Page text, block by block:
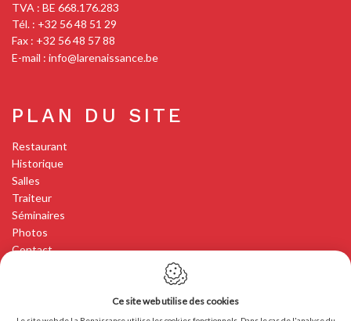
TVA : BE 668.176.283
Tél. : +32 56 48 51 29
Fax : +32 56 48 57 88
E-mail : info@larenaissance.be
PLAN DU SITE
Restaurant
Historique
Salles
Traiteur
Séminaires
Photos
Contact
Ce site web utilise des cookies